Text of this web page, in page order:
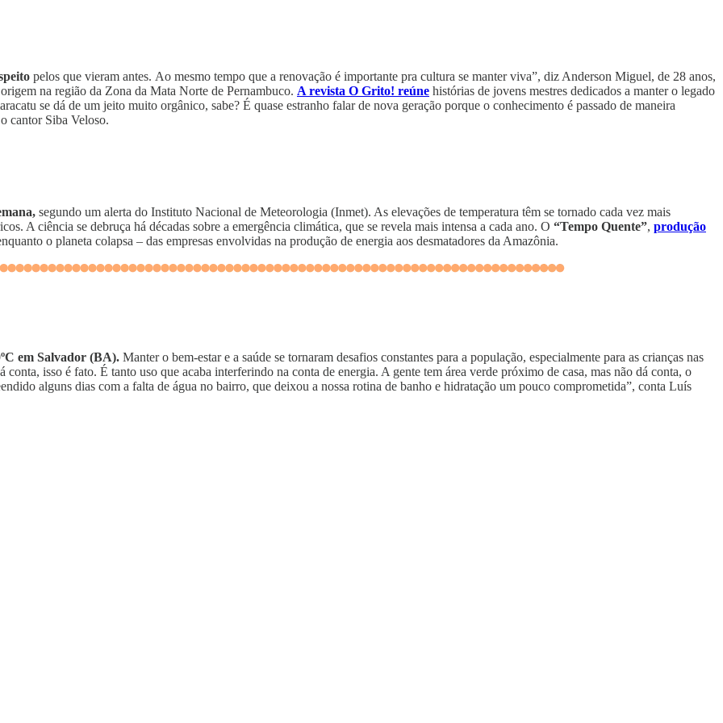
pelos que vieram antes. Ao mesmo tempo que a renovação é importante pra cultura se manter viva”, diz Anderson Miguel, de 28 anos,
na região da Zona da Mata Norte de Pernambuco. A revista O Grito! reúne histórias de jovens mestres dedicados a manter o legado
se dá de um jeito muito orgânico, sabe? É quase estranho falar de nova geração porque o conhecimento é passado de maneira
cantor Siba Veloso.
segundo um alerta do Instituto Nacional de Meteorologia (Inmet). As elevações de temperatura têm se tornado cada vez mais
A ciência se debruça há décadas sobre a emergência climática, que se revela mais intensa a cada ano. O “Tempo Quente”, produção
o planeta colapsa – das empresas envolvidas na produção de energia aos desmatadores da Amazônia.
em Salvador (BA). Manter o bem-estar e a saúde se tornaram desafios constantes para a população, especialmente para as crianças nas
conta, isso é fato. É tanto uso que acaba interferindo na conta de energia. A gente tem área verde próximo de casa, mas não dá conta, o
alguns dias com a falta de água no bairro, que deixou a nossa rotina de banho e hidratação um pouco comprometida”, conta Luís